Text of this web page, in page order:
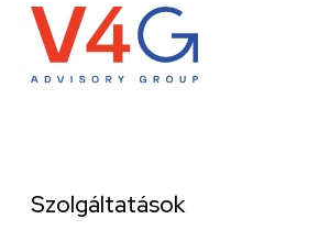
Szolgáltatások